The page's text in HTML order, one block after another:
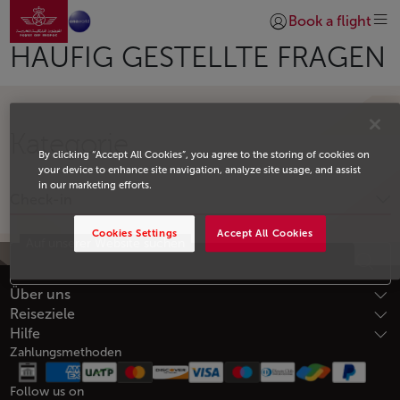
Zum Hauptinhalt springen
Zur HauptseiteAnmelden |
Book a flight
HAUFIG GESTELLTE FRAGEN
Kategorie
Fußzeile Seitenübersicht
Auf unserer Website suchen
Über uns
Reiseziele
Hilfe
Zahlungsmethoden
Follow us on
By clicking “Accept All Cookies”, you agree to the storing of cookies on
your device to enhance site navigation, analyze site usage, and assist
in our marketing efforts.
Accept All Cookies
Cookies Settings